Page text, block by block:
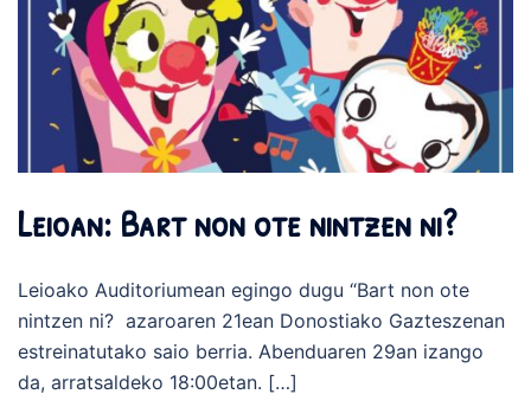
Leioan: Bart non ote nintzen ni?
Leioako Auditoriumean egingo dugu “Bart non ote
nintzen ni? azaroaren 21ean Donostiako Gazteszenan
estreinatutako saio berria. Abenduaren 29an izango
da, arratsaldeko 18:00etan. […]